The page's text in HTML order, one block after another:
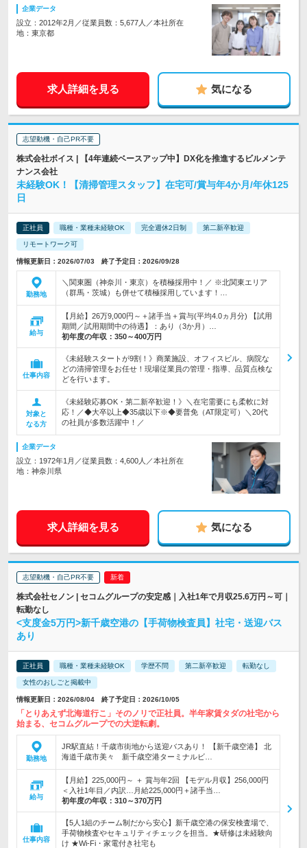
企業データ
設立：2012年2月／従業員数：5,677人／本社所在
地：東京都
求人詳細を見る 気になる
志望動機・自己PR不要
株式会社ボイス | 【4年連続ベースアップ中】DX化を推進するビルメンテ
ナンス会社
未経験OK！【清掃管理スタッフ】在宅可/賞与年4か月/年休125
日
正社員 職種・業種未経験OK 完全週休2日制 第二新卒歓迎
リモートワーク可
情報更新日：2026/07/03 終了予定日：2026/09/28
勤務地
＼関東圏（神奈川・東京）を積極採用中！／ ※北関東エリア
（群馬・茨城）も併せて積極採用しています！…
給与
【月給】26万9,000円～＋諸手当＋賞与(平均4.0ヵ月分) 【試用
期間／試用期間中の待遇】：あり（3か月）…
初年度の年収： 350～400万円
仕事内容
《未経験スタートが9割！》商業施設、オフィスビル、病院な
どの清掃管理をお任せ！現場従業員の管理・指導、品質点検な
どを行います。
対象と
なる方
《未経験応募OK・第二新卒歓迎！》＼在宅需要にも柔軟に対
応！／◆大卒以上◆35歳以下※◆要普免（AT限定可）＼20代
の社員が多数活躍中！／
企業データ
設立：1972年1月／従業員数：4,600人／本社所在
地：神奈川県
求人詳細を見る 気になる
志望動機・自己PR不要
株式会社セノン | セコムグループの安定感｜入社1年で月収25.6万円～可｜
転勤なし
<支度金5万円>新千歳空港の【手荷物検査員】社宅・送迎バス
あり
正社員 職種・業種未経験OK 学歴不問 第二新卒歓迎 転勤なし
女性のおしごと掲載中
情報更新日：2026/08/04 終了予定日：2026/10/05
「とりあえず北海道行こ」そのノリで正社員。半年家賃タダの社宅から
始まる、セコムグループでの大逆転劇。
勤務地
JR駅直結！千歳市街地から送迎バスあり！ 【新千歳空港】 北
海道千歳市美々 新千歳空港ターミナルビ…
給与
【月給】225,000円～ ＋ 賞与年2回 【モデル月収】256,000円
＜入社1年目／内訳…月給225,000円＋諸手当…
初年度の年収： 310～370万円
仕事内容
【5人1組のチーム制だから安心】新千歳空港の保安検査場で、
手荷物検査やセキュリティチェックを担当。★研修は未経験向
け ★Wi-Fi・家電付き社宅も